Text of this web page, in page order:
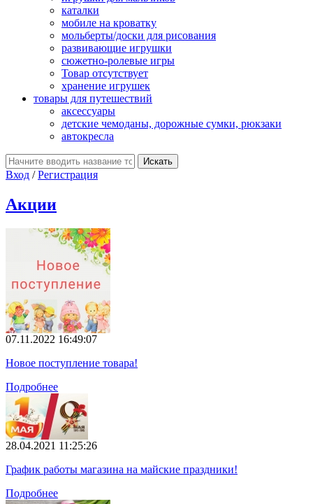
каталки
мобиле на кроватку
мольберты/доски для рисования
развивающие игрушки
сюжетно-ролевые игры
Товар отсутствует
хранение игрушек
товары для путешествий
аксессуары
детские чемоданы, дорожные сумки, рюкзаки
автокресла
Вход /Регистрация
Акции
07.11.2022 16:49:07
Новое поступление товара!
Подробнее
28.04.2021 11:25:26
График работы магазина на майские праздники!
Подробнее